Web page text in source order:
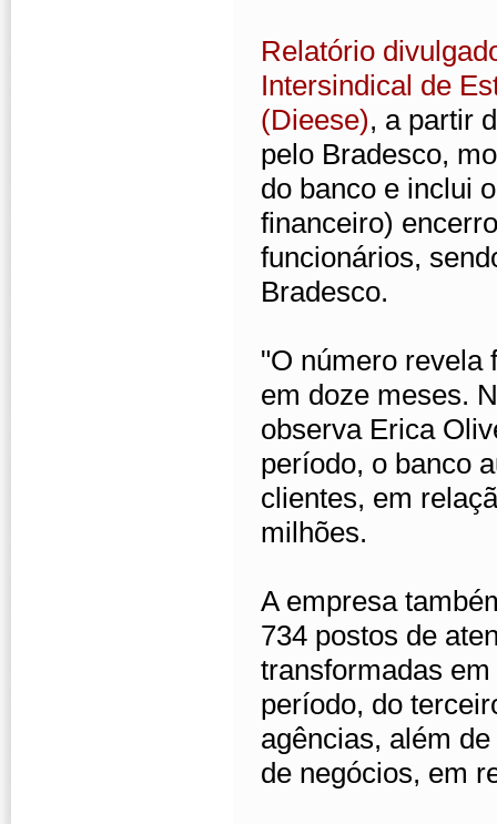
Relatório
Intersindical de
(Dieese), a partir
pelo Bradesco,
do banco e inclui
financeiro)
funcionários,
Bradesco.
"O número revela
em doze meses.
observa Erica
período, o banco
clientes, em
milhões.
A empresa
734 postos de
transformadas
período, do
agências, além
de negócios, em